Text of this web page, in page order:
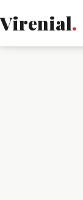
Virenial.